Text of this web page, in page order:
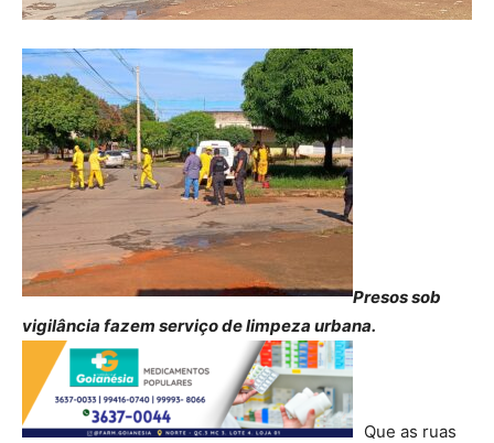
Presos sob
vigilância fazem serviço de limpeza urbana.
Que as ruas